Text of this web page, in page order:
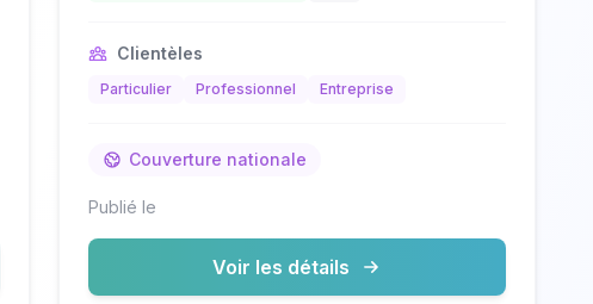
Clientèles
Particulier Professionnel Entreprise
Couverture nationale
Publié le
Voir les détails